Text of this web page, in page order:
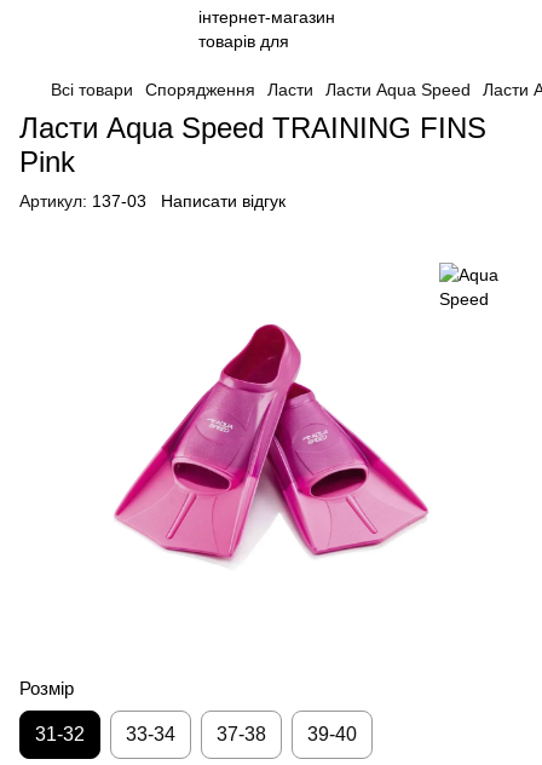
Всі товари Спорядження Ласти Ласти Aqua Speed Ласти
Ласти Aqua Speed TRAINING FINS
Pink
Артикул: 137-03 Написати відгук
Розмір
31-32 33-34 37-38 39-40